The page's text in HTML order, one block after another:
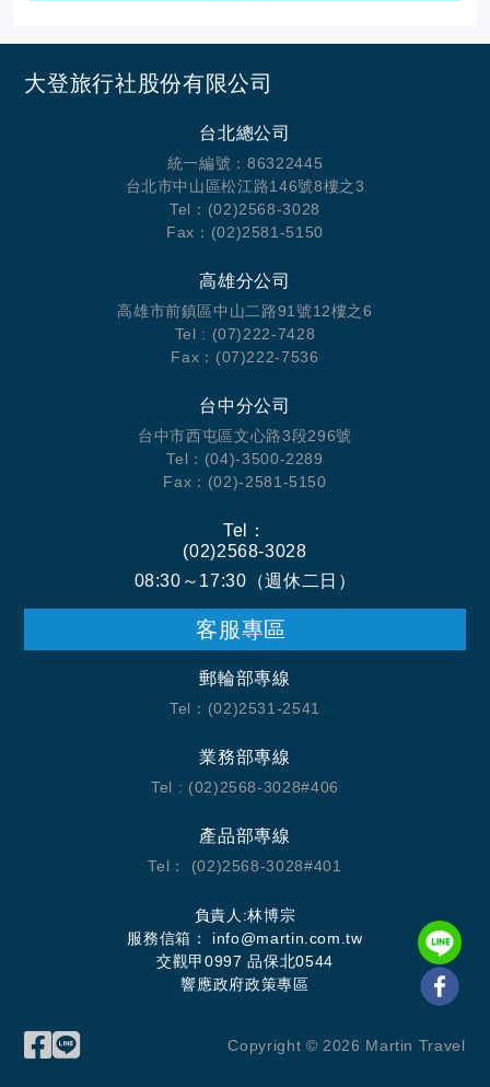
大登旅行社股份有限公司
台北總公司
統一編號：86322445
台北市中山區松江路146號8樓之3
Tel：(02)2568-3028
Fax：(02)2581-5150
高雄分公司
高雄市前鎮區中山二路91號12樓之6
Tel : (07)222-7428
Fax：(07)222-7536
台中分公司
台中市西屯區文心路3段296號
Tel：(04)-3500-2289
Fax：(02)-2581-5150
Tel：
(02)2568-3028
08:30～17:30（週休二日）
客服專區
郵輪部專線
Tel：(02)2531-2541
業務部專線
Tel : (02)2568-3028#406
產品部專線
Tel： (02)2568-3028#401
負責人:林博宗
服務信箱： info@martin.com.tw
交觀甲0997 品保北0544
響應政府政策專區
Copyright © 2026 Martin Travel